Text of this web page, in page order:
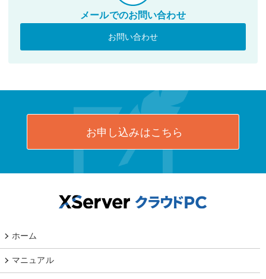
メールでのお問い合わせ
お問い合わせ
お申し込みはこちら
ホーム
マニュアル